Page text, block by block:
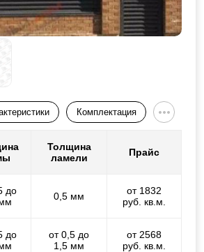
Комплектация
Толщина
ламели
Прайс
до
0,5 мм
от 1832
руб. кв.м.
до
от 0,5 до
1,5 мм
от 2568
руб. кв.м.